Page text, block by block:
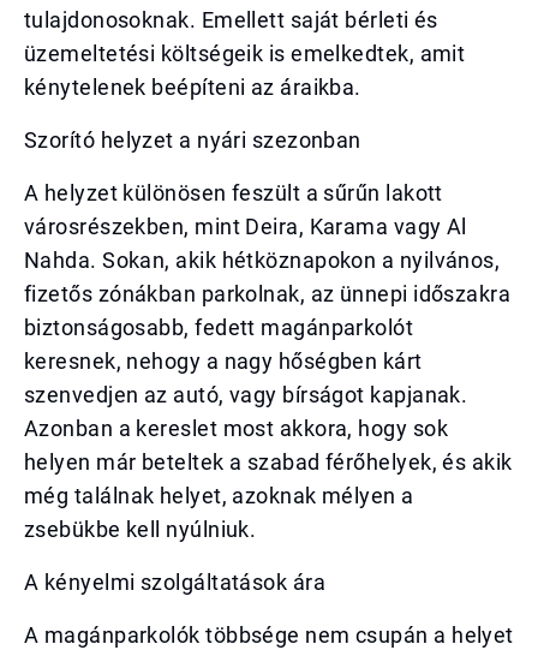
tulajdonosoknak. Emellett saját bérleti és
üzemeltetési költségeik is emelkedtek, amit
kénytelenek beépíteni az áraikba.
Szorító helyzet a nyári szezonban
A helyzet különösen feszült a sűrűn lakott
városrészekben, mint Deira, Karama vagy Al
Nahda. Sokan, akik hétköznapokon a nyilvános,
fizetős zónákban parkolnak, az ünnepi időszakra
biztonságosabb, fedett magánparkolót
keresnek, nehogy a nagy hőségben kárt
szenvedjen az autó, vagy bírságot kapjanak.
Azonban a kereslet most akkora, hogy sok
helyen már beteltek a szabad férőhelyek, és akik
még találnak helyet, azoknak mélyen a
zsebükbe kell nyúlniuk.
A kényelmi szolgáltatások ára
A magánparkolók többsége nem csupán a helyet